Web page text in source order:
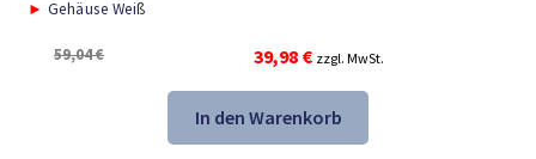
► Gehäuse Weiß
59,04€
Ursprünglicher
Preis
war:
59,04 €
39,98 €Aktueller
Preis
ist:
39,98 €.
zzgl. MwSt.
In den Warenkorb